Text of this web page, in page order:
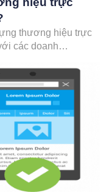
thương hiệu trực
các doanh
hiệu chung của
hiệu offline,…